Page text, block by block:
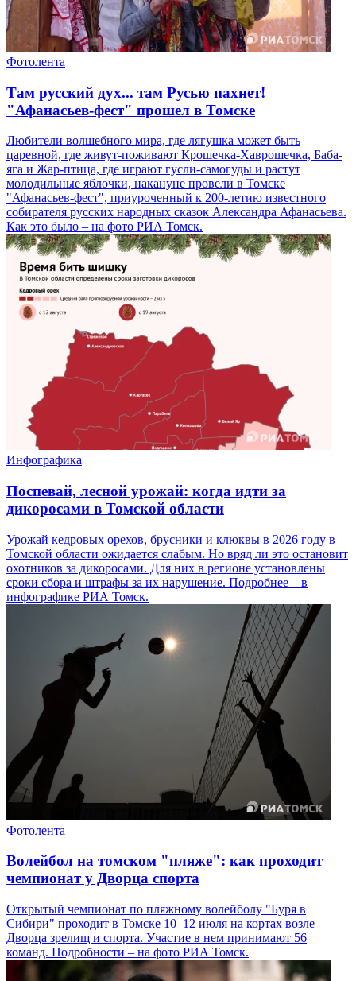
Фотолента
Там русский дух... там Русью пахнет!
"Афанасьев-фест" прошел в Томске
Любители волшебного мира, где лягушка может быть
царевной, где живут-поживают Крошечка-Хаврошечка, Баба-
яга и Жар-птица, где играют гусли-самогуды и растут
молодильные яблочки, накануне провели в Томске
"Афанасьев-фест", приуроченный к 200-летию известного
собирателя русских народных сказок Александра Афанасьева.
Как это было – на фото РИА Томск.
Инфографика
Поспевай, лесной урожай: когда идти за
дикоросами в Томской области
Урожай кедровых орехов, брусники и клюквы в 2026 году в
Томской области ожидается слабым. Но вряд ли это остановит
охотников за дикоросами. Для них в регионе установлены
сроки сбора и штрафы за их нарушение. Подробнее – в
инфографике РИА Томск.
Фотолента
Волейбол на томском "пляже": как проходит
чемпионат у Дворца спорта
Открытый чемпионат по пляжному волейболу "Буря в
Сибири" проходит в Томске 10–12 июля на кортах возле
Дворца зрелищ и спорта. Участие в нем принимают 56
команд. Подробности – на фото РИА Томск.